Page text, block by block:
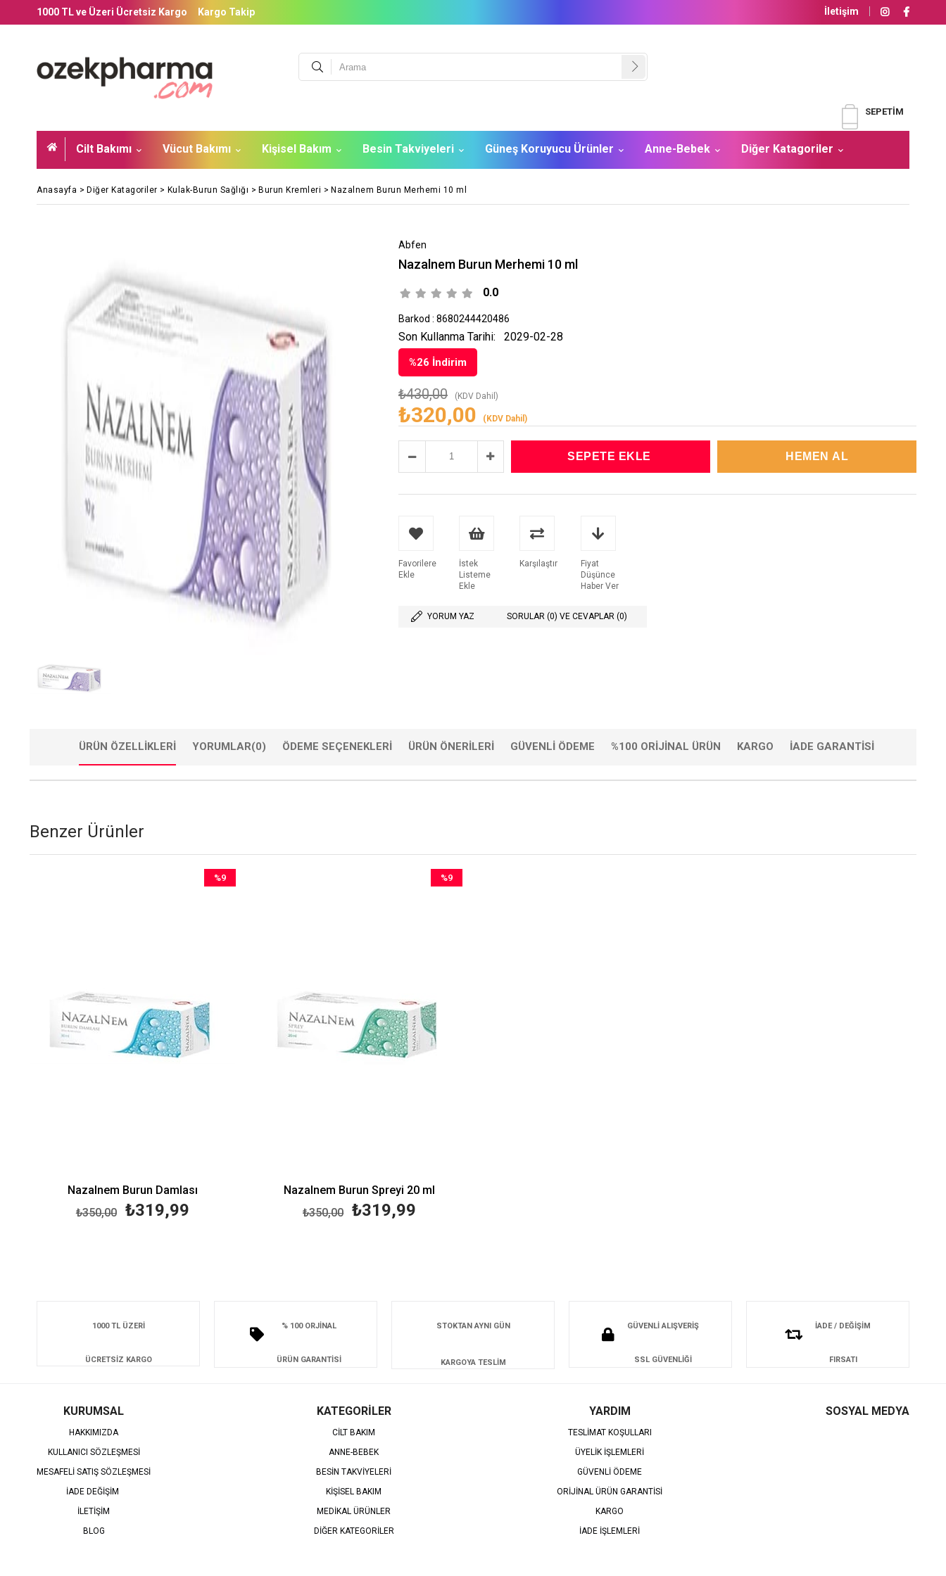
1000 TL ve Üzeri Ücretsiz Kargo Kargo Takip İletişim
SEPETIM
Cilt Bakımı Vücut Bakımı Kişisel Bakım Besin Takviyeleri Güneş Koruyucu Ürünler Anne-Bebek Diğer Katagoriler
Anasayfa > Diğer Katagoriler > Kulak-Burun Sağlığı > Burun Kremleri > Nazalnem Burun Merhemi 10 ml
Abfen
Nazalnem Burun Merhemi 10 ml
0.0
Barkod : 8680244420486
%26 İndirim
₺430,00 (KDV Dahil)
₺320,00 (KDV Dahil)
Son Kullanma Tarihi: 2029-02-28
Favorilere
Ekle
İstek
Listeme
Ekle
Karşılaştır
Fiyat
Düşünce
Haber Ver
YORUM YAZ SORULAR (0) VE CEVAPLAR (0)
ÜRÜN ÖZELLIKLERI YORUMLAR(0) ÖDEME SEÇENEKLERI ÜRÜN ÖNERILERI GÜVENLI ÖDEME %100 ORIJINAL ÜRÜN KARGO İADE GARANTISI
Benzer Ürünler
Nazalnem Burun Damlası
₺319,99
₺350,00
%9
Nazalnem Burun Spreyi 20 ml
₺319,99
₺350,00
%9
1000 TL ÜZERİ
ÜCRETSİZ KARGO
% 100 ORJİNAL
ÜRÜN GARANTİSİ
STOKTAN AYNI GÜN
KARGOYA TESLİM
GÜVENLİ ALIŞVERİŞ
SSL GÜVENLİĞİ
İADE / DEĞİŞİM
FIRSATI
KURUMSAL
HAKKIMIZDA
KULLANICI SÖZLEŞMESİ
MESAFELİ SATIŞ SÖZLEŞMESİ
İADE DEĞİŞİM
İLETİŞİM
BLOG
KATEGORİLER
CİLT BAKIM
ANNE-BEBEK
BESİN TAKVİYELERİ
KİŞİSEL BAKIM
MEDİKAL ÜRÜNLER
DİĞER KATEGORİLER
YARDIM
TESLİMAT KOŞULLARI
ÜYELİK İŞLEMLERİ
GÜVENLİ ÖDEME
ORİJİNAL ÜRÜN GARANTİSİ
KARGO
İADE İŞLEMLERİ
SOSYAL MEDYA